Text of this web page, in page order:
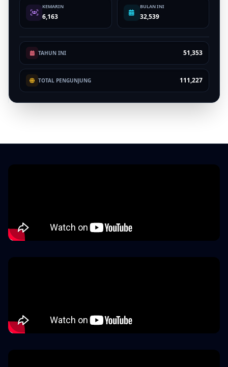
KEMARIN
6,163
BULAN INI
32,539
TAHUN INI 51,353
TOTAL PENGUNJUNG 111,227